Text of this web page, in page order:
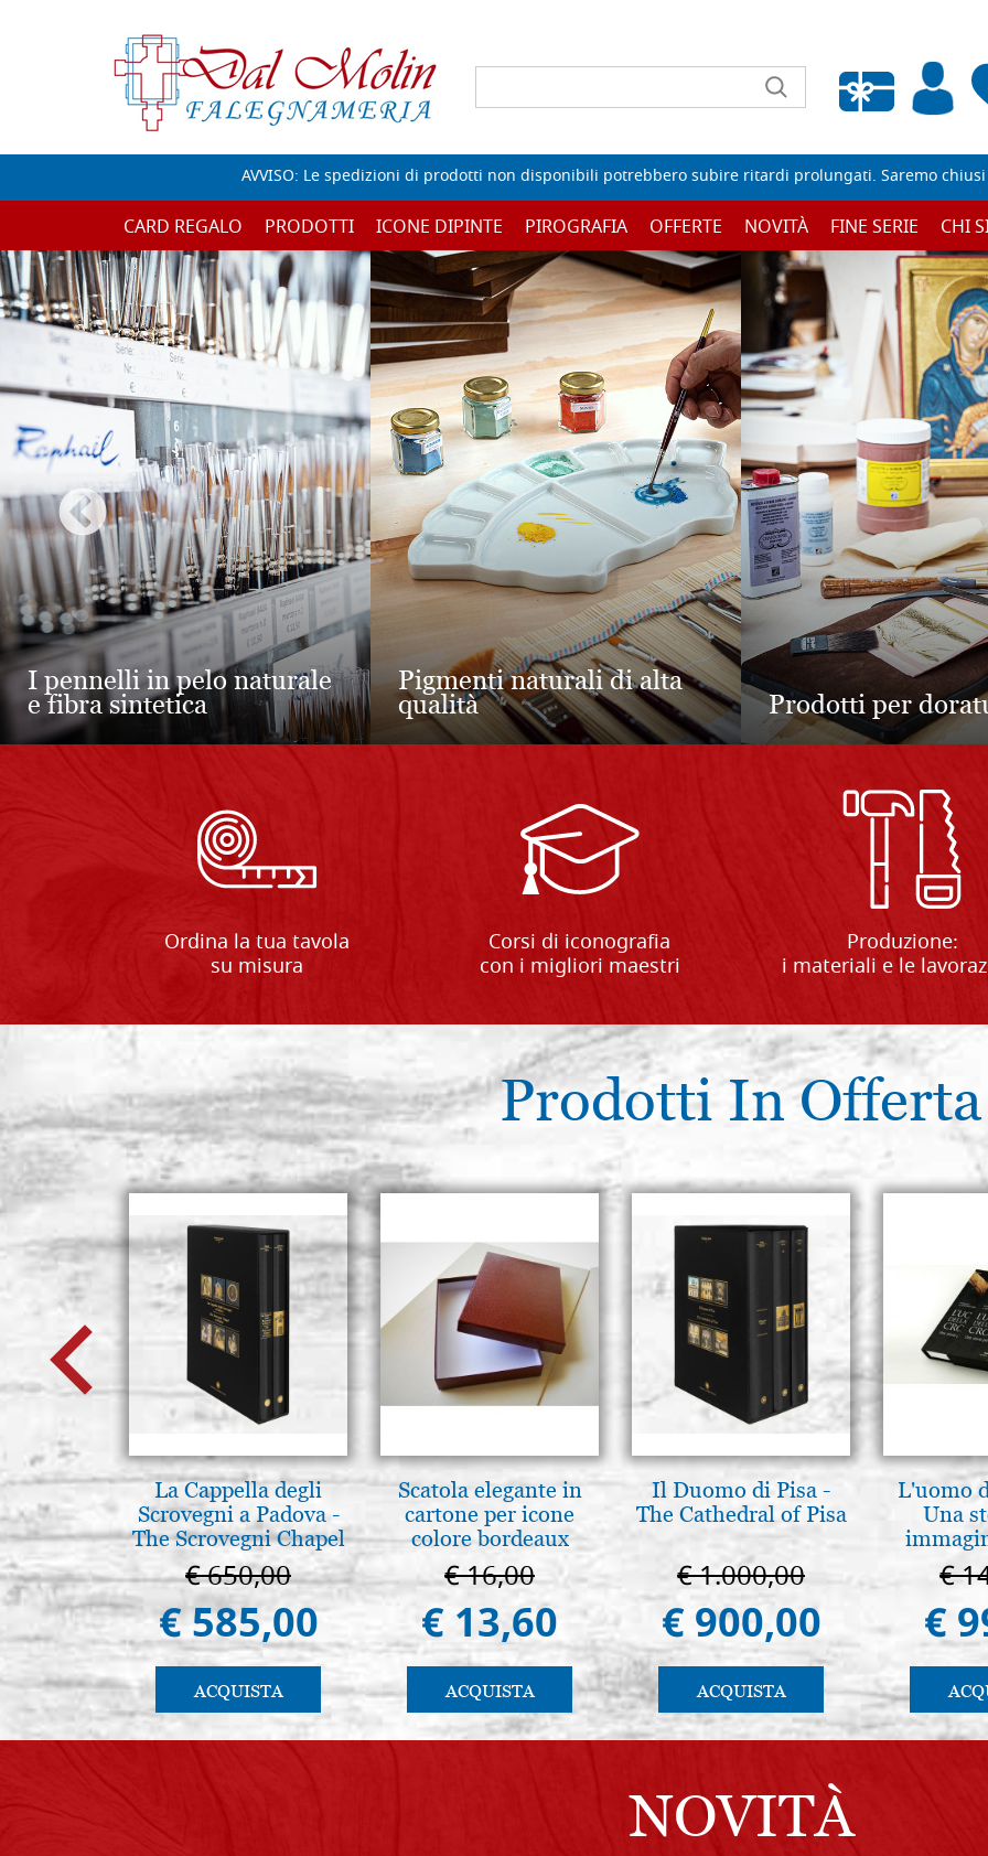
Wishlist vuota
AVVISO: Le spedizioni di prodotti non disponibili potrebbero subire ritardi prolungati. Saremo
CARD REGALO PRODOTTI ICONE DIPINTE PIROGRAFIA OFFERTE NOVITÀ FINE SERIE CHI
Croci in legno di tiglio
Tavole rettangolari in
tiglio
Tavole forme
tiglio
Ordina la tua tavola
su misura
Corsi di iconografia
con i migliori maestri
Produzione:
i materiali e le
Prodotti In Offerta
La Cappella degli
Scrovegni a Padova -
The Scrovegni Chapel
in Padua
€ 650,00
€ 585,00
ACQUISTA
Scatola elegante in
cartone per icone
colore bordeaux
€ 16,00
€ 13,60
ACQUISTA
Il Duomo di Pisa -
The Cathedral of Pisa
€ 1.000,00
€ 900,00
ACQUISTA
L'uomo
Una
€
€
NOVITÀ